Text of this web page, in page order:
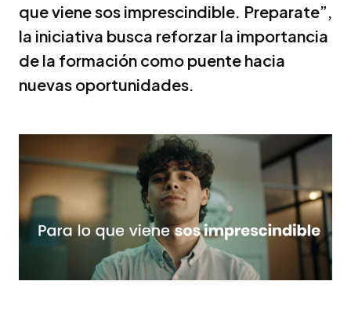
que viene sos imprescindible. Preparate”,
la iniciativa busca reforzar la importancia
de la formación como puente hacia
nuevas oportunidades.